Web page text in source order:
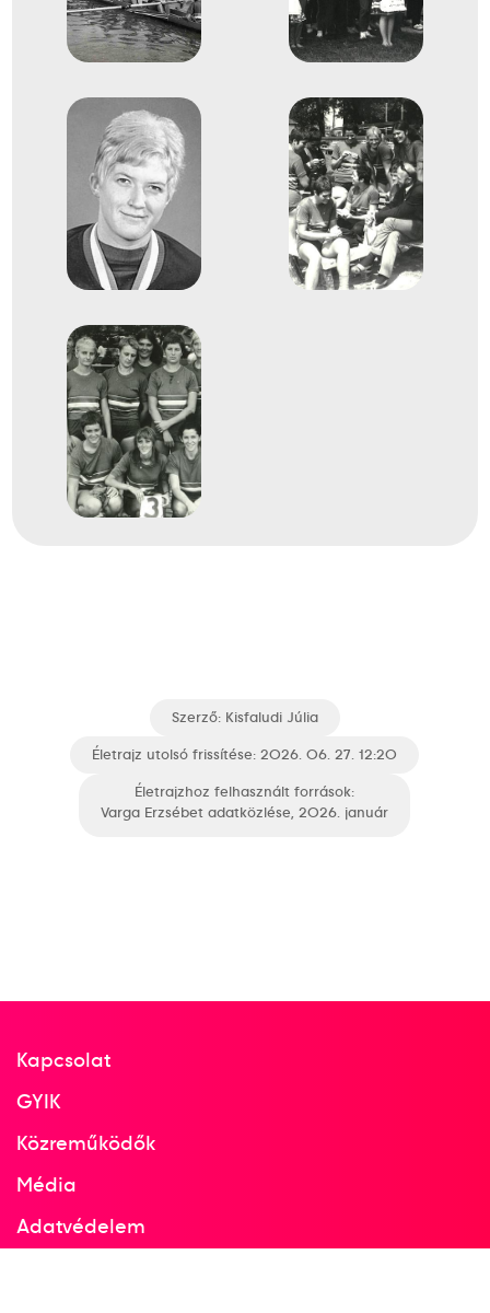
Szerző: Kisfaludi Júlia
Életrajz utolsó frissítése: 2026. 06. 27. 12:20
Életrajzhoz felhasznált források:
Varga Erzsébet adatközlése, 2026. január
Kapcsolat
GYIK
Közreműködők
Média
Adatvédelem